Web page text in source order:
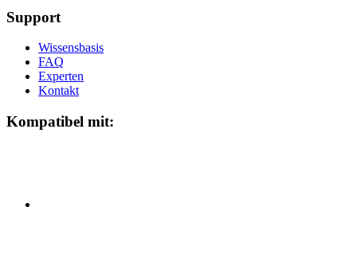
Support
Wissensbasis
FAQ
Experten
Kontakt
Kompatibel mit: